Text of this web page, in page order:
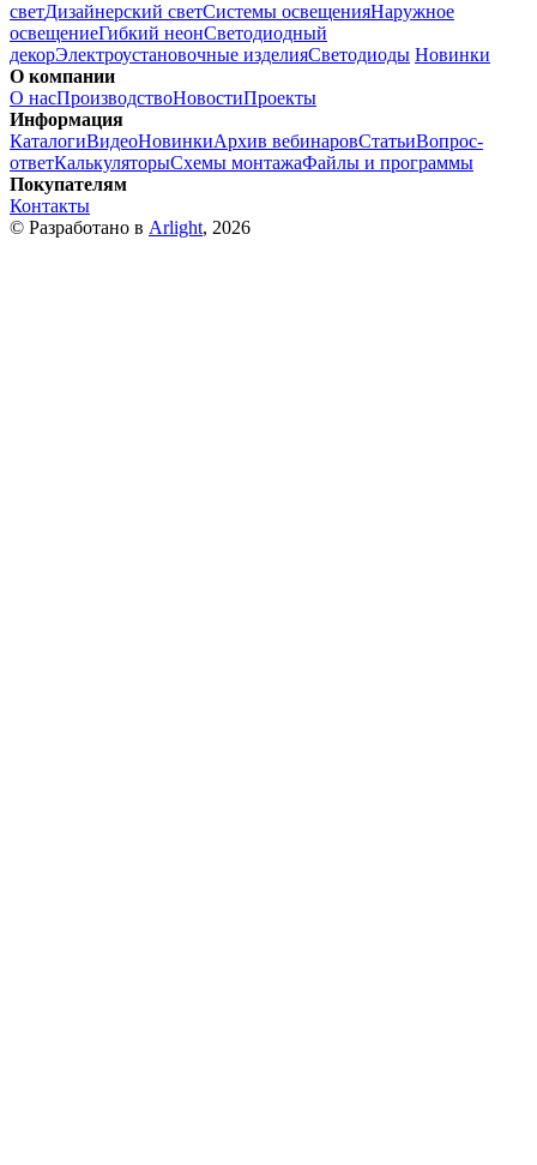
светДизайнерский светСистемы освещенияНаружное
освещениеГибкий неонСветодиодный
декорЭлектроустановочные изделияСветодиоды Новинки
О компании
О насПроизводствоНовостиПроекты
Информация
КаталогиВидеоНовинкиАрхив вебинаровСтатьиВопрос-
ответКалькуляторыСхемы монтажаФайлы и программы
Покупателям
Контакты
© Разработано в Arlight, 2026